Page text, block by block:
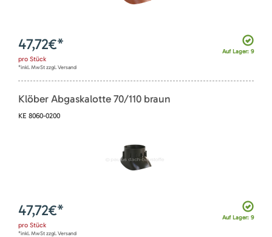
Auf Lager: 9
47,72€*
pro Stück
*inkl. MwSt zzgl. Versand
Klöber Abgaskalotte 70/110 braun
KE 8060-0200
Auf Lager: 9
47,72€*
pro Stück
*inkl. MwSt zzgl. Versand